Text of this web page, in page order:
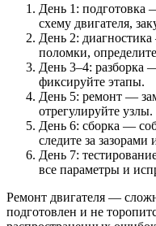
День 1: подготовка
схему двигателя,
День 2:
поломки,
День 3–4: разборка
фиксируйте этапы.
День 5: ремонт —
отрегулируйте узлы.
День 6: сборка —
следите за
День 7:
все параметры и
Ремонт двигателя —
подготовлен и не